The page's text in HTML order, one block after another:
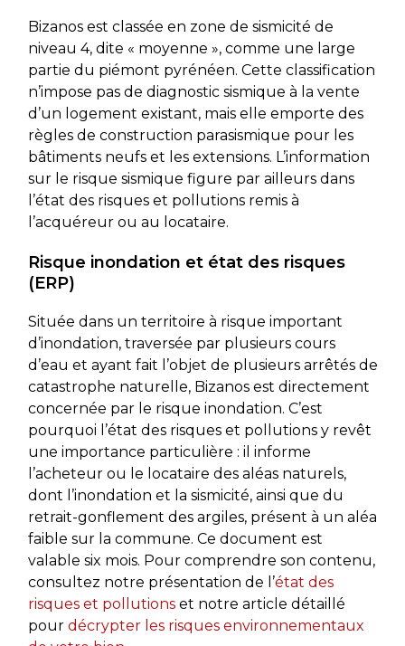
Bizanos est classée en zone de sismicité de
niveau 4, dite « moyenne », comme une large
partie du piémont pyrénéen. Cette classification
n’impose pas de diagnostic sismique à la vente
d’un logement existant, mais elle emporte des
règles de construction parasismique pour les
bâtiments neufs et les extensions. L’information
sur le risque sismique figure par ailleurs dans
l’état des risques et pollutions remis à
l’acquéreur ou au locataire.
Risque inondation et état des risques
(ERP)
Située dans un territoire à risque important
d’inondation, traversée par plusieurs cours
d’eau et ayant fait l’objet de plusieurs arrêtés de
catastrophe naturelle, Bizanos est directement
concernée par le risque inondation. C’est
pourquoi l’état des risques et pollutions y revêt
une importance particulière : il informe
l’acheteur ou le locataire des aléas naturels,
dont l’inondation et la sismicité, ainsi que du
retrait-gonflement des argiles, présent à un aléa
faible sur la commune. Ce document est
valable six mois. Pour comprendre son contenu,
consultez notre présentation de l’état des
risques et pollutionset notre article détaillé
pour décrypter les risques environnementaux